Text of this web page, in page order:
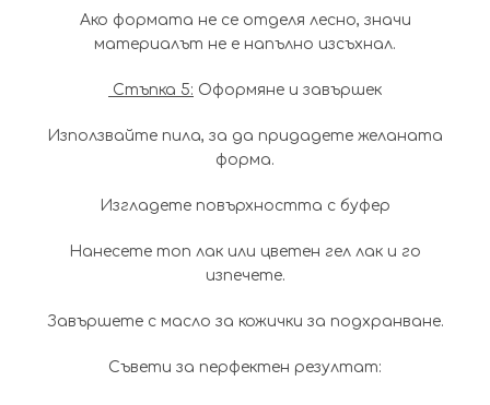
Ако формата не се отделя лесно, значи
материалът не е напълно изсъхнал.
Стъпка 5: Оформяне и завършек
Използвайте пила, за да придадете желаната
форма.
Изгладете повърхността с буфер
Нанесете топ лак или цветен гел лак и го
изпечете.
Завършете с масло за кожички за подхранване.
Съвети за перфектен резултат: